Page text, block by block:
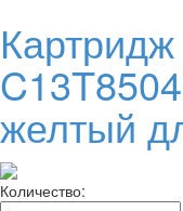
желтый
Количество: